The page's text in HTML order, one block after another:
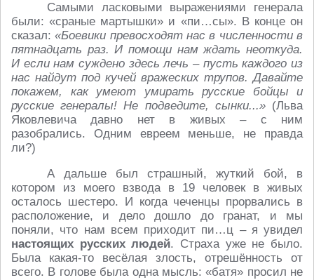
Самыми ласковыми выражениями генерала
были: «сраные мартышки» и «пи…сы». В конце он
сказал:«Боевики превосходят нас в численности в
пятнадцать раз. И помощи нам ждать неоткуда.
И если нам суждено здесь лечь – пусть каждого из
нас найдут под кучей вражеских трупов. Давайте
покажем, как умеют умирать русские бойцы и
русские генералы! Не подведите, сынки...»(Льва
Яковлевича давно нет в живых – с ним
разобрались. Одним евреем меньше, не правда
ли?)
А дальше был страшный, жуткий бой, в
котором из моего взвода в 19 человек в живых
осталось шестеро. И когда чеченцы прорвались в
расположение, и дело дошло до гранат, и мы
поняли, что нам всем приходит пи…ц – я увидел
настоящих русских людей. Страха уже не было.
Была какая-то весёлая злость, отрешённость от
всего. В голове была одна мысль: «батя» просил не